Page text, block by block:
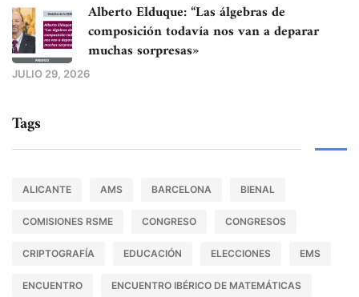
Alberto Elduque: “Las álgebras de
composición todavía nos van a deparar
muchas sorpresas»
JULIO 29, 2026
Tags
ALICANTE AMS BARCELONA BIENAL
COMISIONES RSME CONGRESO CONGRESOS
CRIPTOGRAFÍA EDUCACIÓN ELECCIONES EMS
ENCUENTRO ENCUENTRO IBÉRICO DE MATEMÁTICAS